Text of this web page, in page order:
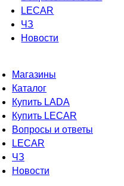
LECAR
ЧЗ
Новости
Магазины
Каталог
Купить LADA
Купить LECAR
Вопросы и ответы
LECAR
ЧЗ
Новости